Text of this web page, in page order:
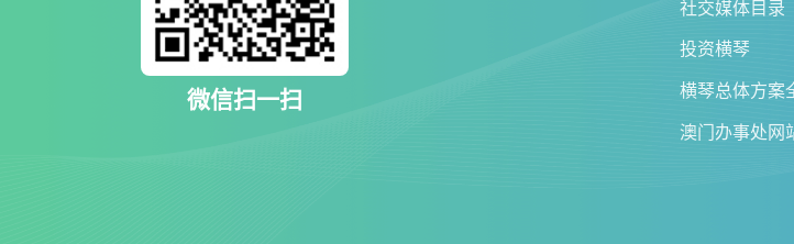
微信扫一扫
社交媒体目录
投资横琴
横琴总体方案
澳门办事处网